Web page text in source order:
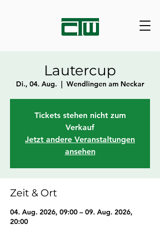
Lautercup
Di., 04. Aug.
  |
Wendlingen am Neckar
Tickets stehen nicht zum
Verkauf
Jetzt andere Veranstaltungen
ansehen
Zeit & Ort
04. Aug. 2026, 09:00 – 09. Aug. 2026,
20:00